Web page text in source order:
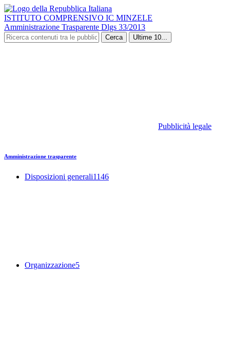
ISTITUTO COMPRENSIVO IC MINZELE
Amministrazione Trasparente Dlgs 33/2013
Cerca Ultime 10...
Pubblicità legale
Amministrazione trasparente
Disposizioni generali1146
Organizzazione5